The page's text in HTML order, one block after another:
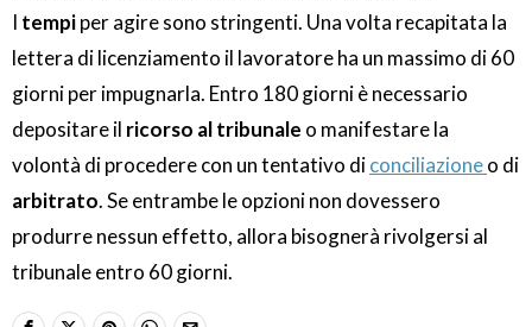
I tempiper agire sono stringenti. Una volta recapitata la
lettera di licenziamento il lavoratore ha un massimo di 60
giorni per impugnarla. Entro 180 giorni è necessario
depositare il ricorso al tribunale o manifestare la
volontà di procedere con un tentativo diconciliazioneo di
arbitrato. Se entrambe le opzioni non dovessero
produrre nessun effetto, allora bisognerà rivolgersi al
tribunale entro 60 giorni.